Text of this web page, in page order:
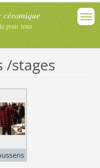
céramique
pour tous
/stages